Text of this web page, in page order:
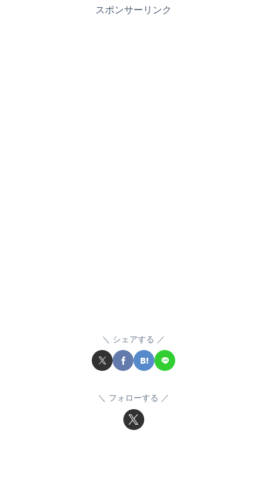
スポンサーリンク
シェアする
フォローする